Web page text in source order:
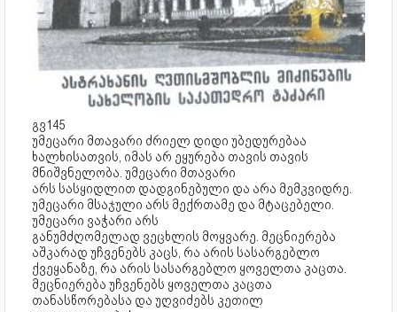
გვ145
უმეცარი მთავარი ძრიელ დიდი უბედურებაა
ხალხისათვის, იმას არ ეყურება თავის თავის
მნიშვნელობა. უმეცარი მთავარი
არს სასყიდლით დადგინებული და არა მემკვიდრე.
უმეცარი მსაჯული არს მექრთამე და მტაცებელი.
უმეცარი ვაჭარი არს
განუმძღომელად ვეცხლის მოყვარე. მეცნიერება
აშკარად უჩვენებს კაცს, რა არის სასარგებლო
ქვეყანაზე, რა არის სასარგებლო ყოველთა კაცთა.
მეცნიერება უჩვენებს ყოველთა კაცთა
თანასწორებასა და უღვიძებს კეთილ